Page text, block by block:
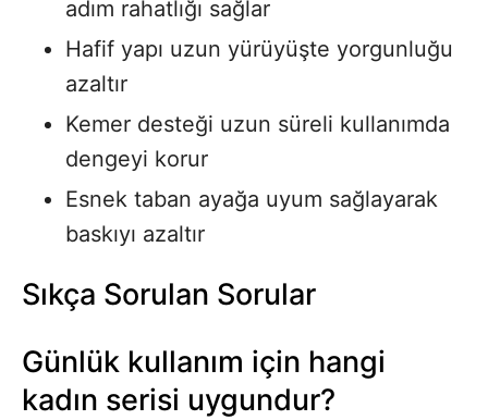
adım rahatlığı sağlar
Hafif yapı uzun yürüyüşte yorgunluğu
azaltır
Kemer desteği uzun süreli kullanımda
dengeyi korur
Esnek taban ayağa uyum sağlayarak
baskıyı azaltır
Sıkça Sorulan Sorular
Günlük kullanım için hangi
kadın serisi uygundur?